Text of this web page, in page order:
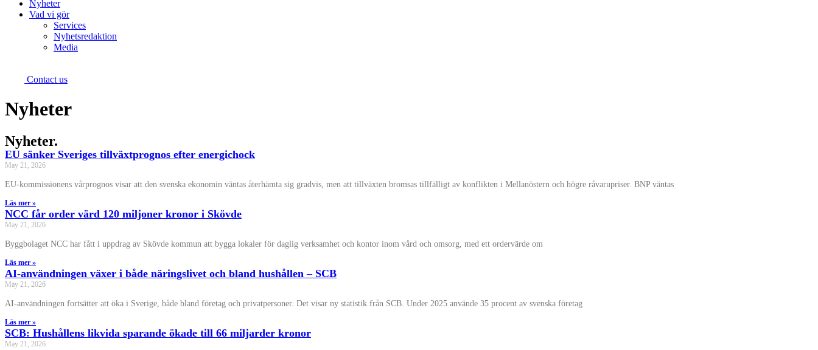
Nyheter
Vad vi gör
Services
Nyhetsredaktion
Media
Contact us
Nyheter
Nyheter.
EU sänker Sveriges tillväxtprognos efter energichock
May 21, 2026
EU-kommissionens vårprognos visar att den svenska ekonomin väntas återhämta sig gradvis, men att tillväxten bromsas tillfälligt av konflikten i Mellanöstern och högre råvarupriser. BNP väntas
Läs mer »
NCC får order värd 120 miljoner kronor i Skövde
May 21, 2026
Byggbolaget NCC har fått i uppdrag av Skövde kommun att bygga lokaler för daglig verksamhet och kontor inom vård och omsorg, med ett ordervärde om
Läs mer »
AI-användningen växer i både näringslivet och bland hushållen – SCB
May 21, 2026
AI-användningen fortsätter att öka i Sverige, både bland företag och privatpersoner. Det visar ny statistik från SCB. Under 2025 använde 35 procent av svenska företag
Läs mer »
SCB: Hushållens likvida sparande ökade till 66 miljarder kronor
May 21, 2026